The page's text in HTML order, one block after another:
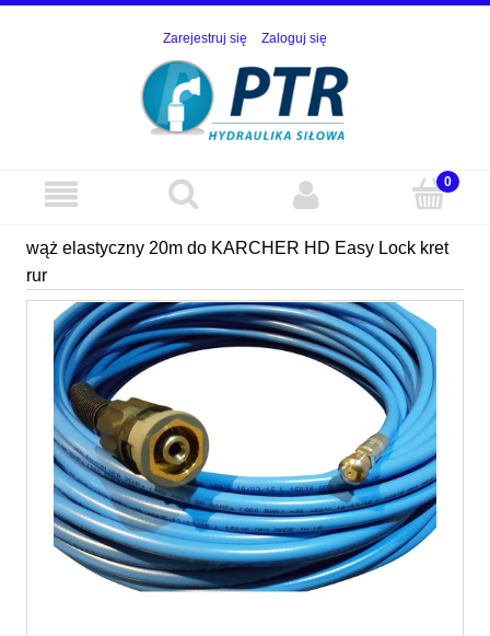
Zarejestruj się Zaloguj się
wąż elastyczny 20m do KARCHER HD Easy Lock kret
rur